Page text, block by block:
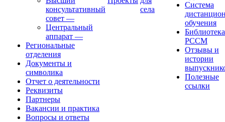
консультативный
совет —
Центральный
аппарат —
Региональные
отделения
Документы и
символика
Отчет о деятельности
Реквизиты
Партнеры
Вакансии и практика
Вопросы и ответы
села
Система
обучения
Библиотека
РССМ
Отзывы и
истории
Полезные
ссылки